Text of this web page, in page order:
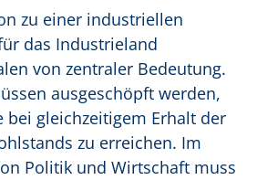
zu einer industriellen
das Industrieland
von zentraler Bedeutung.
ausgeschöpft werden,
bei gleichzeitigem Erhalt der
zu erreichen. Im
Politik und Wirtschaft muss